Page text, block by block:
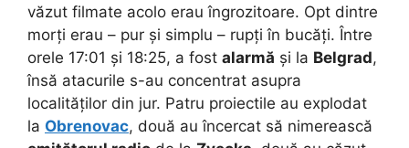
văzut filmate acolo erau îngrozitoare. Opt dintre
morți erau – pur și simplu – rupți în bucăți. Între
orele 17:01 și 18:25, a fost alarmă și la Belgrad,
însă atacurile s-au concentrat asupra
localităților din jur. Patru proiectile au explodat
la Obrenovac, două au încercat să nimerească